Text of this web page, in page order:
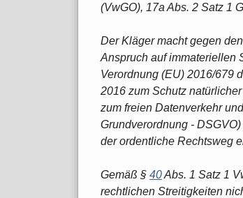
(VwGO), 17a Abs. 2 Satz 1
Der Kläger macht gegen
Anspruch auf immateriellen
Verordnung (EU) 2016/679
2016 zum Schutz
zum freien Datenverkehr
Grundverordnung -
der ordentliche Rechtsweg
Gemäß § 40Abs. 1 Satz 1
rechtlichen Streitigkeiten